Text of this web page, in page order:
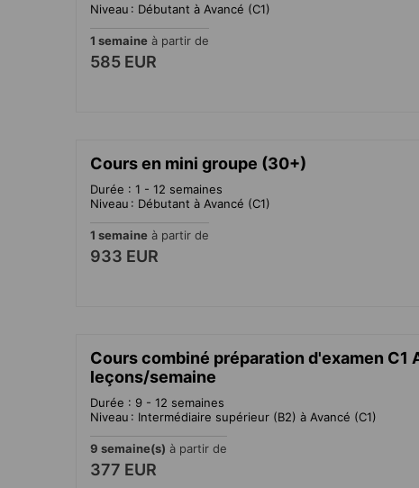
Niveau : Débutant à Avancé (C1)
1 semaine à partir de
585 EUR
Cours en mini groupe (30+)
Durée : 1 - 12 semaines
Niveau : Débutant à Avancé (C1)
1 semaine à partir de
933 EUR
Cours combiné préparation d'examen C1
leçons/semaine
Durée : 9 - 12 semaines
Niveau : Intermédiaire supérieur (B2) à Avancé (C1)
9 semaine(s) à partir de
377 EUR